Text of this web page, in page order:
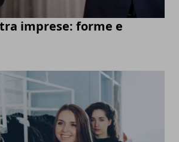
imprese: forme e